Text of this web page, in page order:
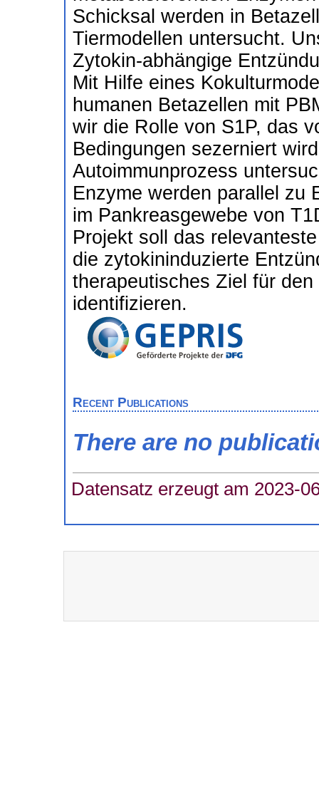
Schicksal werden in
Tiermodellen untersucht.
Zytokin-abhängige
Mit Hilfe eines
humanen Betazellen mit
wir die Rolle von S1P, das
Bedingungen sezerniert
Autoimmunprozess
Enzyme werden parallel zu
im Pankreasgewebe von
Projekt soll das
die zytokininduzierte
therapeutisches Ziel für
identifizieren.
Recent Publications
There are no
Datensatz erzeugt am 2023-